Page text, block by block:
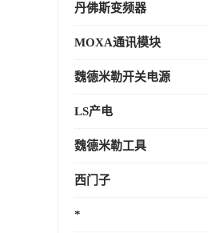
丹佛斯变频器
MOXA通讯模块
魏德米勒开关电源
LS产电
魏德米勒工具
西门子
*